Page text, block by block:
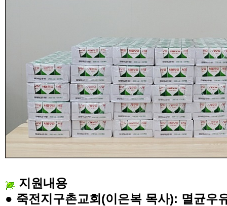
지원내용
● 죽전지구촌교회 (이은복 목사): 멸균우